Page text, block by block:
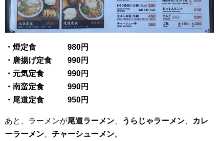
・燈定食 980円
・唐揚げ定食 990円
・元気定食 990円
・南蛮定食 990円
・尾道定食 950円
あと、ラーメンが尾道ラーメン うらじゃラーメン
カレ
ーラーメン
チャーシューメン